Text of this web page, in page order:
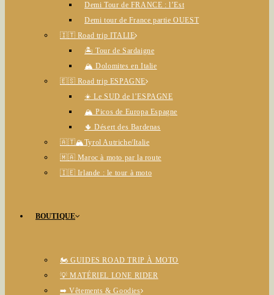
Demi Tour de FRANCE : l’Est
Demi tour de France partie OUEST
🇮🇹 Road trip ITALIE
🏝️ Tour de Sardaigne
🏔️ Dolomites en Italie
🇪🇸 Road trip ESPAGNE
☀️ Le SUD de l’ESPAGNE
🏔️ Picos de Europa Espagne
🌵 Désert des Bardenas
🇦🇹🏔️Tyrol Autriche/Italie
🇲🇦 Maroc à moto par la route
🇮🇪 Irlande : le tour à moto
BOUTIQUE
🏍️ GUIDES ROAD TRIP À MOTO
💡 MATÉRIEL LONE RIDER
➡️ Vêtements & Goodies